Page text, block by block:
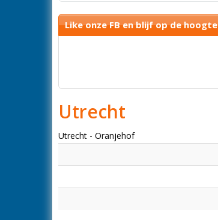
Like onze FB en blijf op de hoogte
Utrecht
Utrecht - Oranjehof